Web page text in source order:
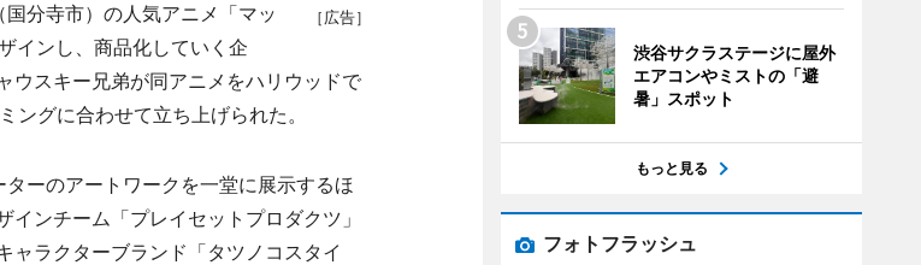
［広告］
分寺市）の人気アニメ「マッ
インし、商品化していく企
ウスキー兄弟が同アニメをハリウッドで
グに合わせて立ち上げられた。
ーのアートワークを一堂に展示するほ
ンチーム「プレイセットプロダクツ」
ャラクターブランド「タツノコスタイ
渋谷サクラステージに屋外
エアコンやミストの「避
暑」スポット
もっと見る
フォトフラッシュ